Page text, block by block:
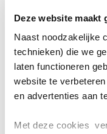
Deze website maakt
Naast noodzakelijke
technieken) die we
laten functioneren
website te
en advertenties aan
Met deze cookies
van mensen
maar wel essentieel.”